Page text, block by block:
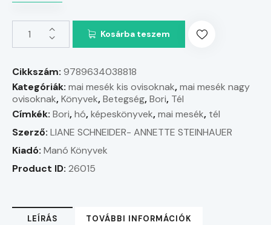
Kosárba teszem
Cikkszám: 9789634038818
Kategóriák: mai mesék kis ovisoknak,mai mesék nagy
ovisoknak,Könyvek,Betegség,Bori, Tél
Címkék: Bori,hó,képeskönyvek,mai mesék, tél
Szerző: LIANE SCHNEIDER- ANNETTE STEINHAUER
Kiadó: Manó Könyvek
Product ID: 26015
LEÍRÁS TOVÁBBI INFORMÁCIÓK